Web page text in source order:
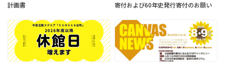
計画書
寄付および60年史発行寄付のお願い